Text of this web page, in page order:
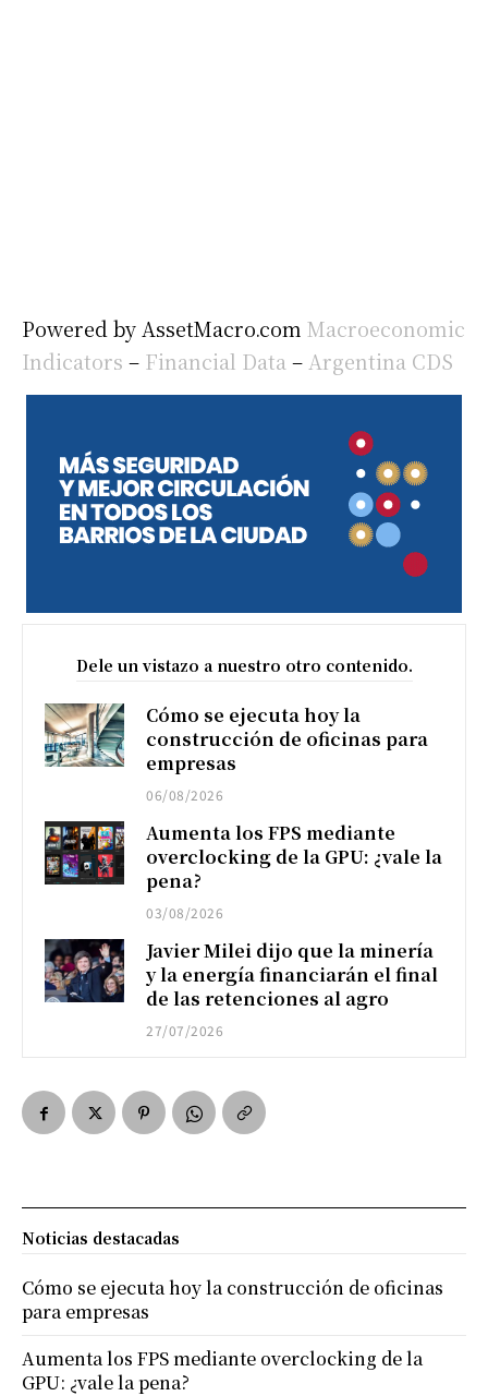
Powered by AssetMacro.com Macroeconomic
Indicators – Financial Data – Argentina CDS
Dele un vistazo a nuestro otro contenido.
Cómo se ejecuta hoy la
construcción de oficinas para
empresas
06/08/2026
Aumenta los FPS mediante
overclocking de la GPU: ¿vale la
pena?
03/08/2026
Javier Milei dijo que la minería
y la energía financiarán el final
de las retenciones al agro
27/07/2026
Noticias destacadas
Cómo se ejecuta hoy la construcción de oficinas
para empresas
Aumenta los FPS mediante overclocking de la
GPU: ¿vale la pena?